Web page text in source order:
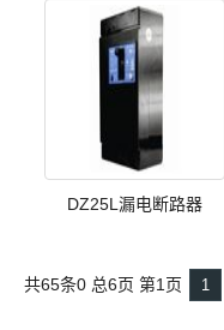
DZ25L漏电断路器
共65条0 总6页 第1页 1